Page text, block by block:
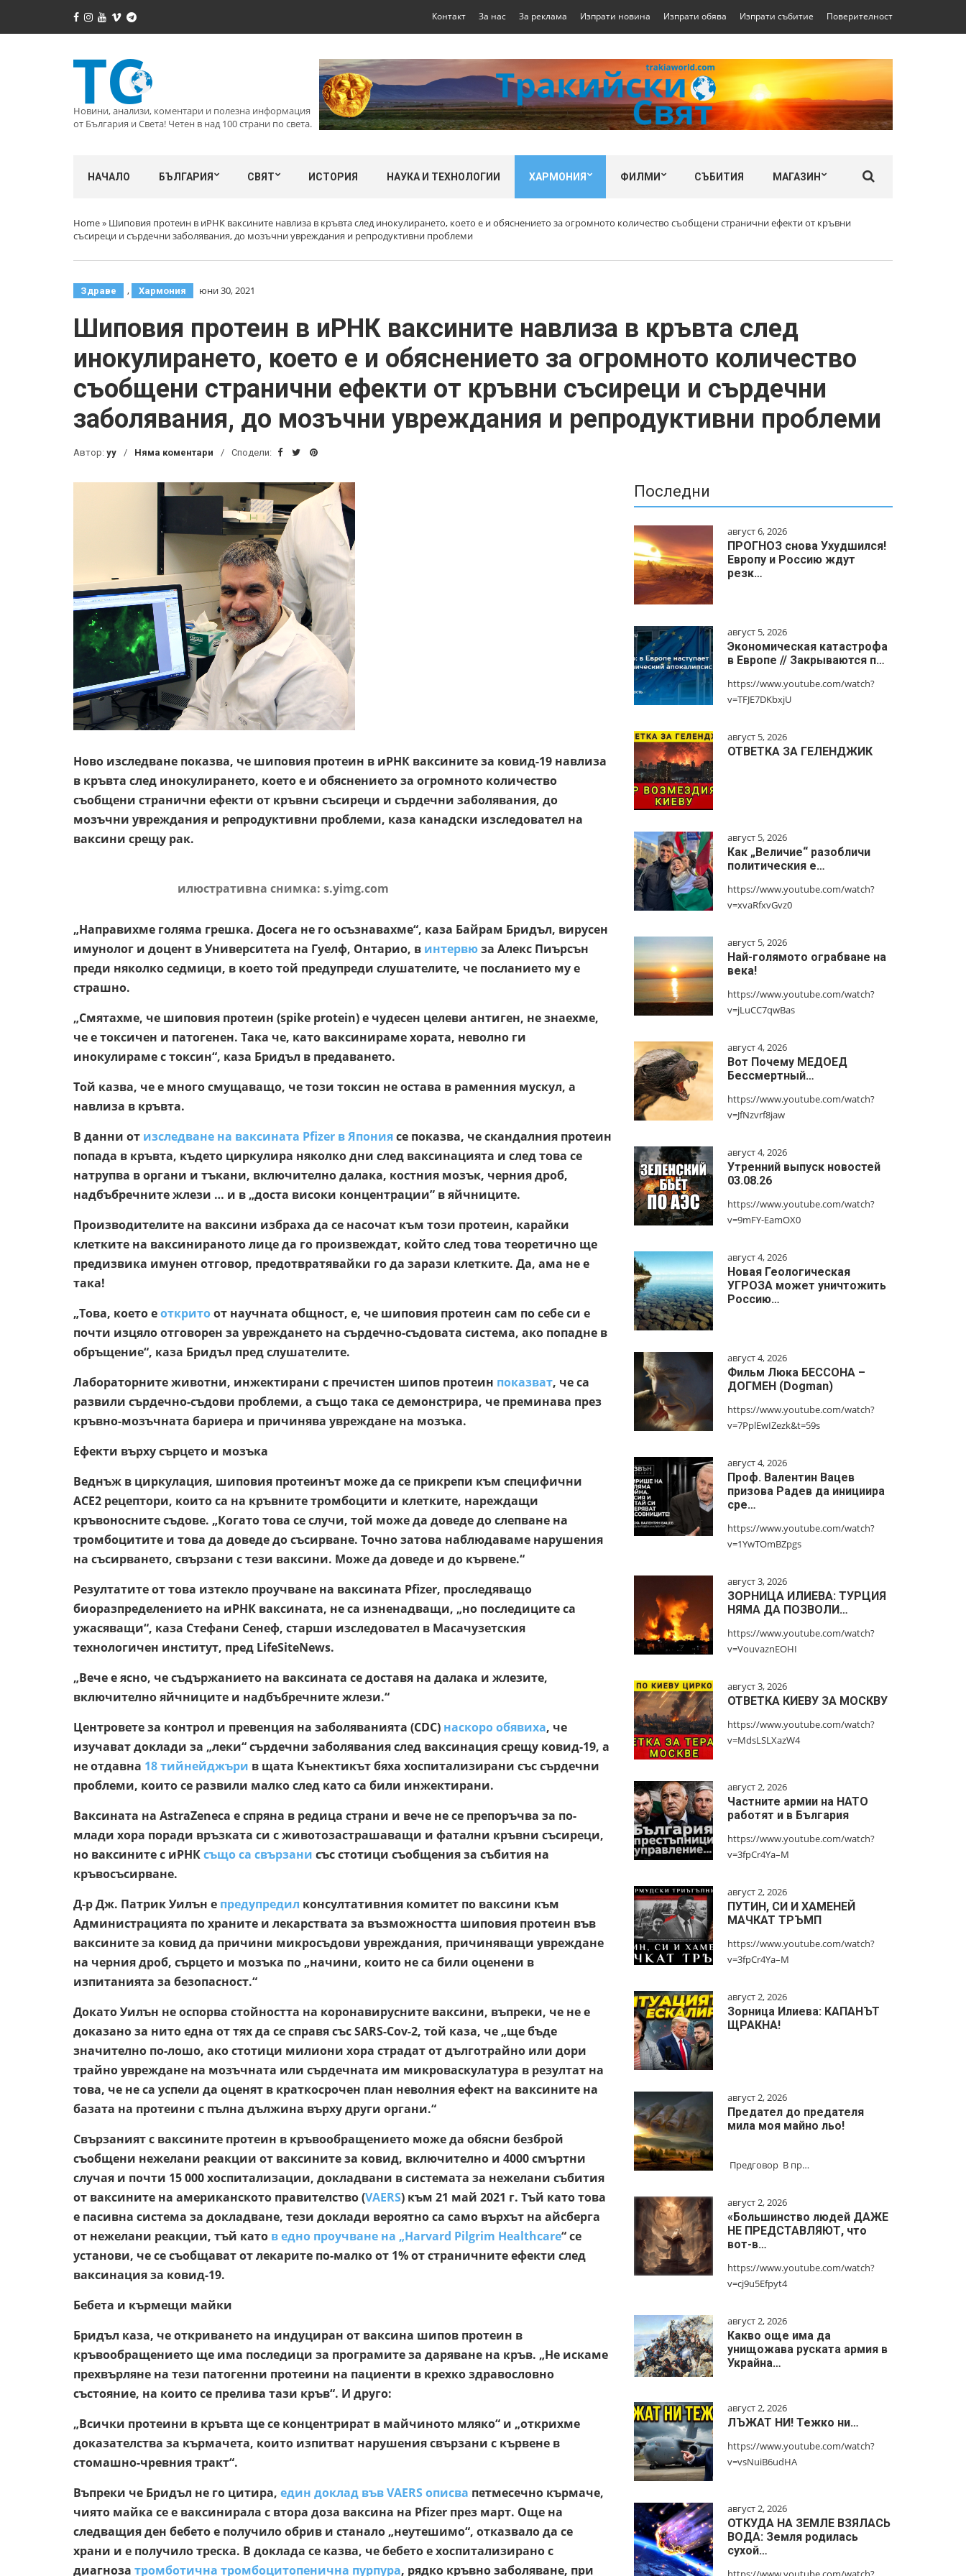
Контакт За нас За реклама Изпрати новина Изпрати обява Изпрати събитие Поверителност
Новини, анализи, коментари и полезна информация
от България и Света! Четен в над 100 страни по света.
НАЧАЛО БЪЛГАРИЯ СВЯТ ИСТОРИЯ НАУКА И ТЕХНОЛОГИИ ХАРМОНИЯ ФИЛМИ СЪБИТИЯ МАГАЗИН
Home» Шиповия протеин в иРНК ваксините навлиза в кръвта след инокулирането, което е и обяснението за огромното количество съобщени странични ефекти от кръвни
съсиреци и сърдечни заболявания, до мозъчни увреждания и репродуктивни проблеми
Здраве , Хармония юни 30, 2021
Шиповия протеин в иРНК ваксините навлиза в кръвта след
инокулирането, което е и обяснението за огромното количество
съобщени странични ефекти от кръвни съсиреци и сърдечни
заболявания, до мозъчни увреждания и репродуктивни проблеми
Автор: yy Няма коментари Сподели:
Ново изследване показва, че шиповия протеин в иРНК ваксините за ковид-19 навлиза
в кръвта след инокулирането, което е и обяснението за огромното количество
съобщени странични ефекти от кръвни съсиреци и сърдечни заболявания, до
мозъчни увреждания и репродуктивни проблеми, каза канадски изследовател на
ваксини срещу рак.
илюстративна снимка: s.yimg.com
„Направихме голяма грешка. Досега не го осъзнавахме“, каза Байрам Бридъл, вирусен
имунолог и доцент в Университета на Гуелф, Онтарио, в интервюза Алекс Пиърсън
преди няколко седмици, в което той предупреди слушателите, че посланието му е
страшно.
„Смятахме, че шиповия протеин (spike protein) е чудесен целеви антиген, не знаехме,
че е токсичен и патогенен. Така че, като ваксинираме хората, неволно ги
инокулираме с токсин“, каза Бридъл в предаването.
Той казва, че е много смущаващо, че този токсин не остава в раменния мускул, а
навлиза в кръвта.
В данни от изследване на ваксината Pfizer в Япониясе показва, че скандалния протеин
попада в кръвта, където циркулира няколко дни след ваксинацията и след това се
натрупва в органи и тъкани, включително далака, костния мозък, черния дроб,
надбъбречните жлези … и в „доста високи концентрации” в яйчниците.
Производителите на ваксини избраха да се насочат към този протеин, карайки
клетките на ваксинираното лице да го произвеждат, който след това теоретично ще
предизвика имунен отговор, предотвратявайки го да зарази клетките. Да, ама не е
така!
„Това, което еоткритоот научната общност, е, че шиповия протеин сам по себе си е
почти изцяло отговорен за увреждането на сърдечно-съдовата система, ако попадне в
обръщение“, каза Бридъл пред слушателите.
Лабораторните животни, инжектирани с пречистен шипов протеин показват, че са
развили сърдечно-съдови проблеми, а също така се демонстрира, че преминава през
кръвно-мозъчната бариера и причинява увреждане на мозъка.
Ефекти върху сърцето и мозъка
Веднъж в циркулация, шиповия протеинът може да се прикрепи към специфични
АСЕ2 рецептори, които са на кръвните тромбоцити и клетките, нареждащи
кръвоносните съдове. „Когато това се случи, той може да доведе до слепване на
тромбоцитите и това да доведе до съсирване. Точно затова наблюдаваме нарушения
на съсирването, свързани с тези ваксини. Може да доведе и до кървене.“
Резултатите от това изтекло проучване на ваксината Pfizer, проследяващо
биоразпределението на иРНК ваксината, не са изненадващи, „но последиците са
ужасяващи“, каза Стефани Сенеф, старши изследовател в Масачузетския
технологичен институт, пред LifeSiteNews.
„Вече е ясно, че съдържанието на ваксината се доставя на далака и жлезите,
включително яйчниците и надбъбречните жлези.“
Центровете за контрол и превенция на заболяванията (CDC) наскоро обявиха, че
изучават доклади за „леки“ сърдечни заболявания след ваксинация срещу ковид-19, а
не отдавна 18 тийнейджъри в щата Кънектикът бяха хоспитализирани със сърдечни
проблеми, които се развили малко след като са били инжектирани.
Ваксината на AstraZeneca е спряна в редица страни и вече не се препоръчва за по-
млади хора поради връзката си с животозастрашаващи и фатални кръвни съсиреци,
но ваксините с иРНКсъщо са свързани със стотици съобщения за събития на
кръвосъсирване.
Д-р Дж. Патрик Уилън е предупредил консултативния комитет по ваксини към
Администрацията по храните и лекарствата за възможността шиповия протеин във
ваксините за ковид да причини микросъдови увреждания, причиняващи увреждане
на черния дроб, сърцето и мозъка по „начини, които не са били оценени в
изпитанията за безопасност.“
Докато Уилън не оспорва стойността на коронавирусните ваксини, въпреки, че не е
доказано за нито една от тях да се справя със SARS-Cov-2, той каза, че „ще бъде
значително по-лошо, ако стотици милиони хора страдат от дълготрайно или дори
трайно увреждане на мозъчната или сърдечната им микроваскулатура в резултат на
това, че не са успели да оценят в краткосрочен план неволния ефект на ваксините на
базата на протеини с пълна дължина върху други органи.“
Свързаният с ваксините протеин в кръвообращението може да обясни безброй
съобщени нежелани реакции от ваксините за ковид, включително и 4000 смъртни
случая и почти 15 000 хоспитализации, докладвани в системата за нежелани събития
от ваксините на американското правителство (VAERS) към 21 май 2021 г. Тъй като това
е пасивна система за докладване, тези доклади вероятно са само върхът на айсберга
от нежелани реакции, тъй като в едно проучване на „Harvard Pilgrim Healthcare“ се
установи, че се съобщават от лекарите по-малко от 1% от страничните ефекти след
ваксинация за ковид-19.
Бебета и кърмещи майки
Бридъл каза, че откриването на индуциран от ваксина шипов протеин в
кръвообращението ще има последици за програмите за даряване на кръв. „Не искаме
прехвърляне на тези патогенни протеини на пациенти в крехко здравословно
състояние, на които се прелива тази кръв“. И друго:
„Всички протеини в кръвта ще се концентрират в майчиното мляко“ и „открихме
доказателства за кърмачета, които изпитват нарушения свързани с кървене в
стомашно-чревния тракт“.
Въпреки че Бридъл не го цитира, един доклад във VAERS описва петмесечно кърмаче,
чиято майка се е ваксинирала с втора доза ваксина на Pfizer през март. Още на
следващия ден бебето е получило обрив и станало „неутешимо“, отказвало да се
храни и е получило треска. В доклада се казва, че бебето е хоспитализирано с
диагноза тромботична тромбоцитопенична пурпура, рядко кръвно заболяване, при
Последни
август 6, 2026
ПРОГНОЗ снова Ухудшился!
Европу и Россию ждут
резк…
август 5, 2026
Экономическая катастрофа
в Европе // Закрываются п…
https://www.youtube.com/watch?
v=TFJE7DKbxjU
август 5, 2026
ОТВЕТКА ЗА ГЕЛЕНДЖИК
август 5, 2026
Как „Величие“ разобличи
политическия е…
https://www.youtube.com/watch?
v=xvaRfxvGvz0
август 5, 2026
Най-голямото ограбване на
века!
https://www.youtube.com/watch?
v=jLuCC7qwBas
август 4, 2026
Вот Почему МЕДОЕД
Бессмертный…
https://www.youtube.com/watch?
v=JfNzvrf8jaw
август 4, 2026
Утренний выпуск новостей
03.08.26
https://www.youtube.com/watch?
v=9mFY-EamOX0
август 4, 2026
Новая Геологическая
УГРОЗА может уничтожить
Россию…
август 4, 2026
Фильм Люка БЕССОНА –
ДОГМЕН (Dogman)
https://www.youtube.com/watch?
v=7PplEwIZezk&t=59s
август 4, 2026
Проф. Валентин Вацев
призова Радев да инициира
сре…
https://www.youtube.com/watch?
v=1YwTOmBZpgs
август 3, 2026
ЗОРНИЦА ИЛИЕВА: ТУРЦИЯ
НЯМА ДА ПОЗВОЛИ…
https://www.youtube.com/watch?
v=VouvaznEOHI
август 3, 2026
ОТВЕТКА КИЕВУ ЗА МОСКВУ
https://www.youtube.com/watch?
v=MdsLSLXazW4
август 2, 2026
Частните армии на НАТО
работят и в България
https://www.youtube.com/watch?
v=3fpCr4Ya–M
август 2, 2026
ПУТИН, СИ И ХАМЕНЕЙ
МАЧКАТ ТРЪМП
https://www.youtube.com/watch?
v=3fpCr4Ya–M
август 2, 2026
Зорница Илиева: КАПАНЪТ
ЩРАКНА!
август 2, 2026
Предател до предателя
мила моя майно льо!
Предговор В пр…
август 2, 2026
«Большинство людей ДАЖЕ
НЕ ПРЕДСТАВЛЯЮТ, что
вот-в…
https://www.youtube.com/watch?
v=cj9u5Efpyt4
август 2, 2026
Какво още има да
унищожава руската армия в
Украйна…
август 2, 2026
ЛЪЖАТ НИ! Тежко ни…
https://www.youtube.com/watch?
v=vsNuiB6udHA
август 2, 2026
ОТКУДА НА ЗЕМЛЕ ВЗЯЛАСЬ
ВОДА: Земля родилась
сухой…